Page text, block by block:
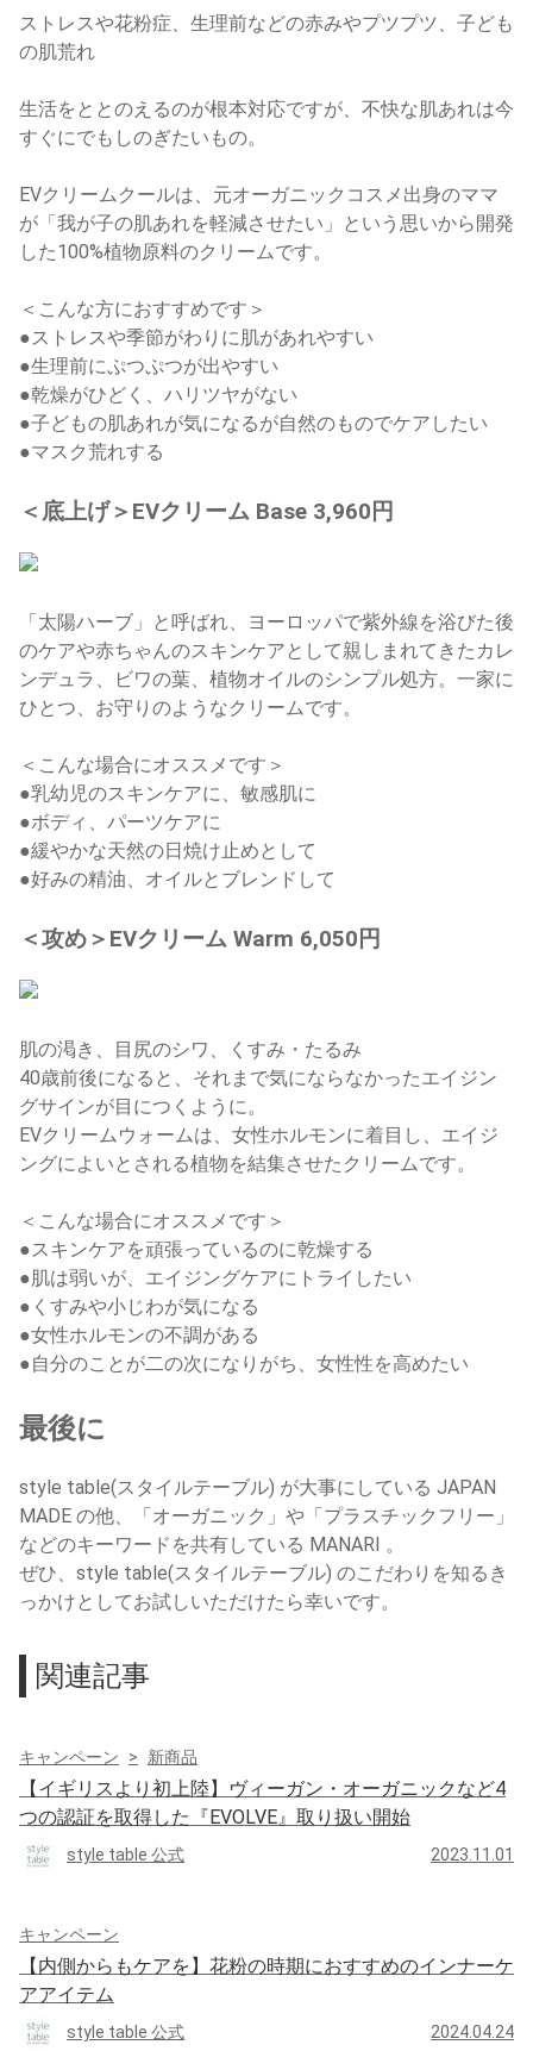
ストレスや花粉症、生理前などの赤みやプツプツ、子ども
の肌荒れ
生活をととのえるのが根本対応ですが、不快な肌あれは今
すぐにでもしのぎたいもの。
EVクリームクールは、元オーガニックコスメ出身のママ
が「我が子の肌あれを軽減させたい」という思いから開発
した100%植物原料のクリームです。
＜こんな方におすすめです＞
●ストレスや季節がわりに肌があれやすい
●生理前にぷつぷつが出やすい
●乾燥がひどく、ハリツヤがない
●子どもの肌あれが気になるが自然のものでケアしたい
●マスク荒れする
＜底上げ＞EVクリーム Base 3,960円
「太陽ハーブ」と呼ばれ、ヨーロッパで紫外線を浴びた後
のケアや赤ちゃんのスキンケアとして親しまれてきたカレ
ンデュラ、ビワの葉、植物オイルのシンプル処方。一家に
ひとつ、お守りのようなクリームです。
＜こんな場合にオススメです＞
●乳幼児のスキンケアに、敏感肌に
●ボディ、パーツケアに
●緩やかな天然の日焼け止めとして
●好みの精油、オイルとブレンドして
＜攻め＞EVクリーム Warm 6,050円
肌の渇き、目尻のシワ、くすみ・たるみ
40歳前後になると、それまで気にならなかったエイジン
グサインが目につくように。
EVクリームウォームは、女性ホルモンに着目し、エイジ
ングによいとされる植物を結集させたクリームです。
＜こんな場合にオススメです＞
●スキンケアを頑張っているのに乾燥する
●肌は弱いが、エイジングケアにトライしたい
●くすみや小じわが気になる
●女性ホルモンの不調がある
●自分のことが二の次になりがち、女性性を高めたい
最後に
style table(スタイルテーブル) が大事にしている JAPAN
MADE の他、「オーガニック」や「プラスチックフリー」
などのキーワードを共有している MANARI 。
ぜひ、style table(スタイルテーブル) のこだわりを知るき
っかけとしてお試しいただけたら幸いです。
関連記事
キャンペーン 新商品
【イギリスより初上陸】ヴィーガン・オーガニックなど4
つの認証を取得した『EVOLVE』取り扱い開始
style table 公式 2023.11.01
キャンペーン
【内側からもケアを】花粉の時期におすすめのインナーケ
アアイテム
style table 公式 2024.04.24